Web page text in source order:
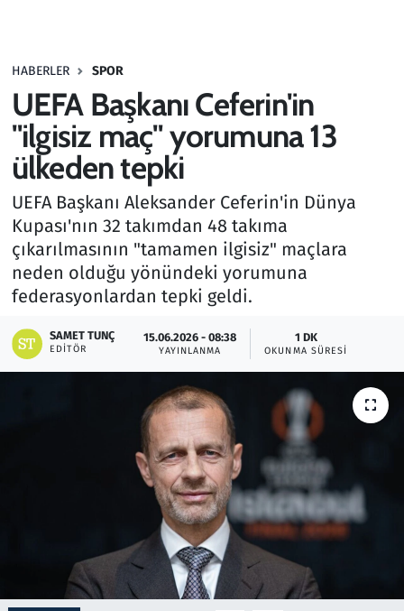
HABERLER SPOR
UEFA Başkanı Ceferin'in
"ilgisiz maç" yorumuna 13
ülkeden tepki
UEFA Başkanı Aleksander Ceferin'in Dünya
Kupası'nın 32 takımdan 48 takıma
çıkarılmasının "tamamen ilgisiz" maçlara
neden olduğu yönündeki yorumuna
federasyonlardan tepki geldi.
SAMET TUNÇ
EDITÖR
15.06.2026 - 08:38
YAYINLANMA
1 DK
OKUNMA SÜRESI
Haber
Kültür Sanat
Kurumsal Haberler
Lezzet Durağı
Memur ve Kamu
Otomobil
Oyun
Rüya Tabirleri
Savunma Sanayi